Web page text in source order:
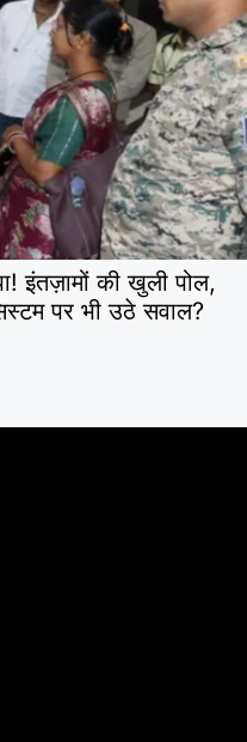
इंतज़ामों की खुली पोल,
पर भी उठे सवाल?